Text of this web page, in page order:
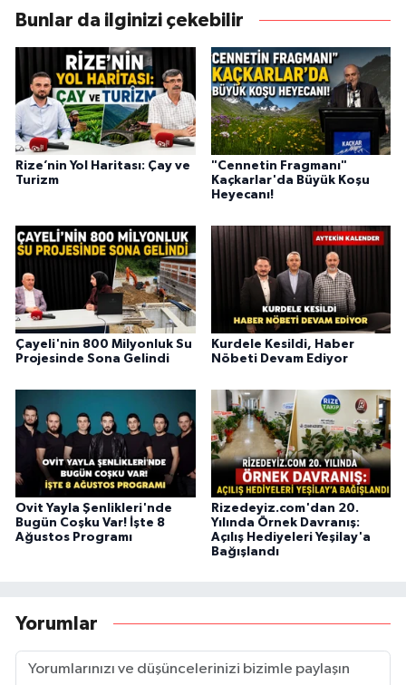
Bunlar da ilginizi çekebilir
Rize’nin Yol Haritası: Çay ve
Turizm
"Cennetin Fragmanı"
Kaçkarlar'da Büyük Koşu
Heyecanı!
Çayeli'nin 800 Milyonluk Su
Projesinde Sona Gelindi
Kurdele Kesildi, Haber
Nöbeti Devam Ediyor
Ovit Yayla Şenlikleri'nde
Bugün Coşku Var! İşte 8
Ağustos Programı
Rizedeyiz.com'dan 20.
Yılında Örnek Davranış:
Açılış Hediyeleri Yeşilay'a
Bağışlandı
Yorumlar